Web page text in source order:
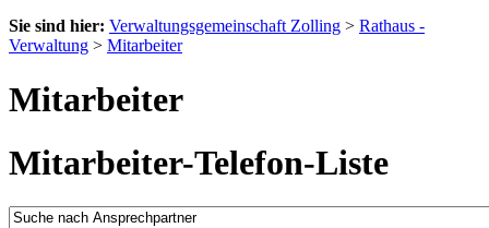
Sie sind hier: Verwaltungsgemeinschaft Zolling > Rathaus -
Verwaltung > Mitarbeiter
Mitarbeiter
Mitarbeiter-Telefon-Liste